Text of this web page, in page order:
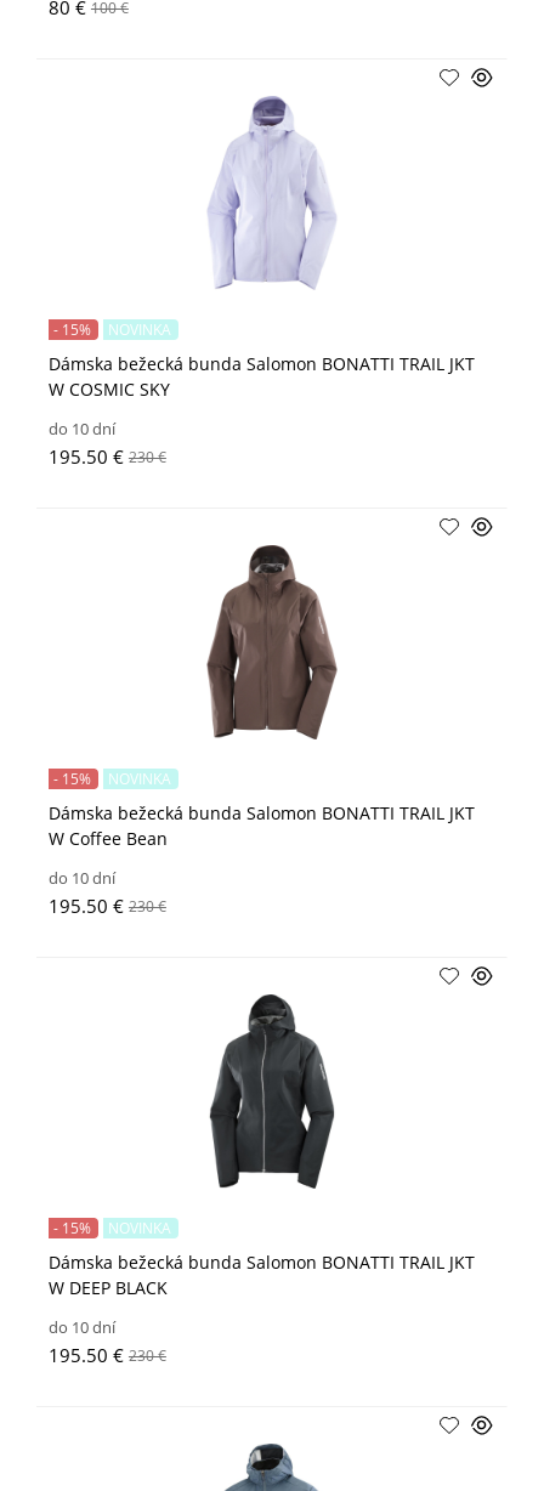
80 € 100 €
Dámska bežecká bunda Salomon BONATTI TRAIL JKT
W COSMIC SKY
- 15% NOVINKA
do 10 dní
195.50 € 230 €
Dámska bežecká bunda Salomon BONATTI TRAIL JKT
W Coffee Bean
- 15% NOVINKA
do 10 dní
195.50 € 230 €
Dámska bežecká bunda Salomon BONATTI TRAIL JKT
W DEEP BLACK
- 15% NOVINKA
do 10 dní
195.50 € 230 €